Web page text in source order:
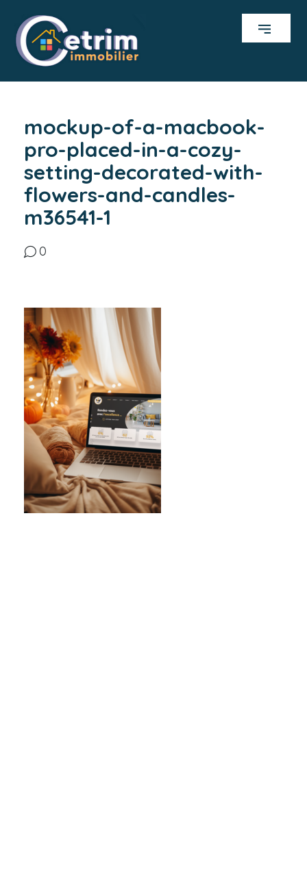
mockup-of-a-macbook-
pro-placed-in-a-cozy-
setting-decorated-with-
flowers-and-candles-
m36541-1
0